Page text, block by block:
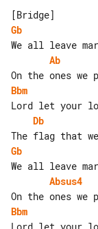
Gb
Ab
Bbm
Db
Gb
Absus4
Bbm